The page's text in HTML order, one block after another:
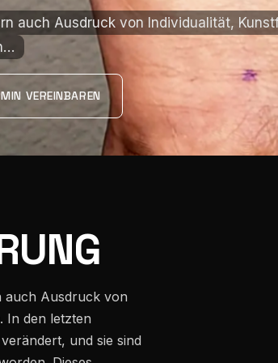
auch Ausdruck von Individualität,
auch Ausdruck von Individualität,
VEREINBAREN
auch Ausdruck von
In den letzten
und sie sind